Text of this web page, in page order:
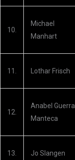
10.
Michael
Manhart
11. Lothar Frisch
12.
Anabel Guerra
Manteca
13. Jo Slangen